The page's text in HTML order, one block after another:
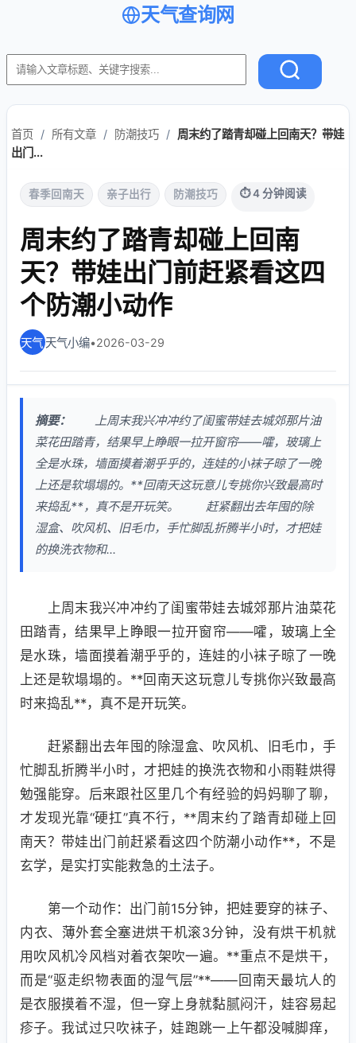
天气查询网
首页 / 所有文章 / 防潮技巧 / 周末约了踏青却碰上回南天？带娃
出门...
春季回南天 亲子出行 防潮技巧 ⏱ 4 分钟阅读
周末约了踏青却碰上回南
天？带娃出门前赶紧看这四
个防潮小动作
天气小编•2026-03-29
摘要：
上周末我兴冲冲约了闺蜜带娃去城郊那片油
菜花田踏青，结果早上睁眼一拉开窗帘——嚯，玻璃上
全是水珠，墙面摸着潮乎乎的，连娃的小袜子晾了一晚
上还是软塌塌的。**回南天这玩意儿专挑你兴致最高时
来捣乱**，真不是开玩笑。 赶紧翻出去年囤的除
湿盒、吹风机、旧毛巾，手忙脚乱折腾半小时，才把娃
的换洗衣物和...
上周末我兴冲冲约了闺蜜带娃去城郊那片油菜花
田踏青，结果早上睁眼一拉开窗帘——嚯，玻璃上全
是水珠，墙面摸着潮乎乎的，连娃的小袜子晾了一晚
上还是软塌塌的。**回南天这玩意儿专挑你兴致最高
时来捣乱**，真不是开玩笑。
赶紧翻出去年囤的除湿盒、吹风机、旧毛巾，手
忙脚乱折腾半小时，才把娃的换洗衣物和小雨鞋烘得
勉强能穿。后来跟社区里几个有经验的妈妈聊了聊，
才发现光靠“硬扛”真不行，**周末约了踏青却碰上回
南天？带娃出门前赶紧看这四个防潮小动作**，不是
玄学，是实打实能救急的土法子。
第一个动作：出门前15分钟，把娃要穿的袜子、
内衣、薄外套全塞进烘干机滚3分钟，没有烘干机就
用吹风机冷风档对着衣架吹一遍。**重点不是烘干，
而是“驱走织物表面的湿气层”**——回南天最坑人的
是衣服摸着不湿，但一穿上身就黏腻闷汗，娃容易起
疹子。我试过只吹袜子，娃跑跳一上午都没喊脚痒，